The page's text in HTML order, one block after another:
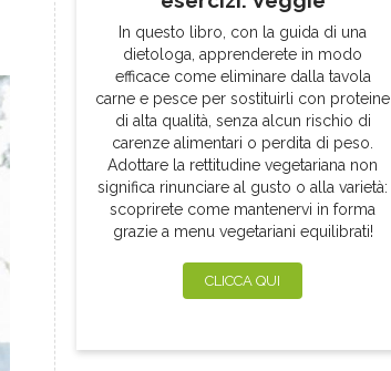
In questo libro, con la guida di una
dietologa, apprenderete in modo
efficace come eliminare dalla tavola
carne e pesce per sostituirli con proteine
di alta qualità, senza alcun rischio di
carenze alimentari o perdita di peso.
Adottare la rettitudine vegetariana non
significa rinunciare al gusto o alla varietà:
scoprirete come mantenervi in forma
grazie a menu vegetariani equilibrati!
CLICCA QUI